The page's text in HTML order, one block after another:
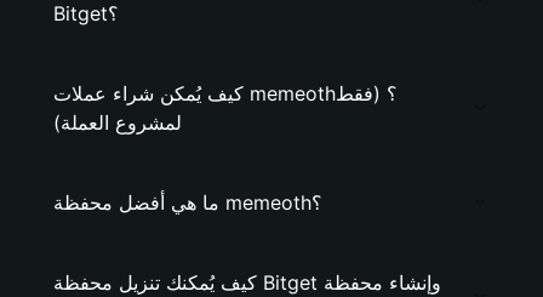
Bitget؟
كيف يُمكن شراء عملات memeoth؟ (فقط
لمشروع العملة)
ما هي أفضل محفظة memeoth؟
كيف يُمكنك تنزيل محفظة Bitget وإنشاء محفظة